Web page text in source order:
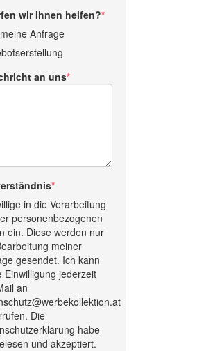
wir Ihnen helfen?
Anfrage
an uns
in die Verarbeitung
personenbezogenen
ein. Diese werden nur
meiner
gesendet. Ich kann
Einwilligung jederzeit
an
Die
habe
und akzeptiert.